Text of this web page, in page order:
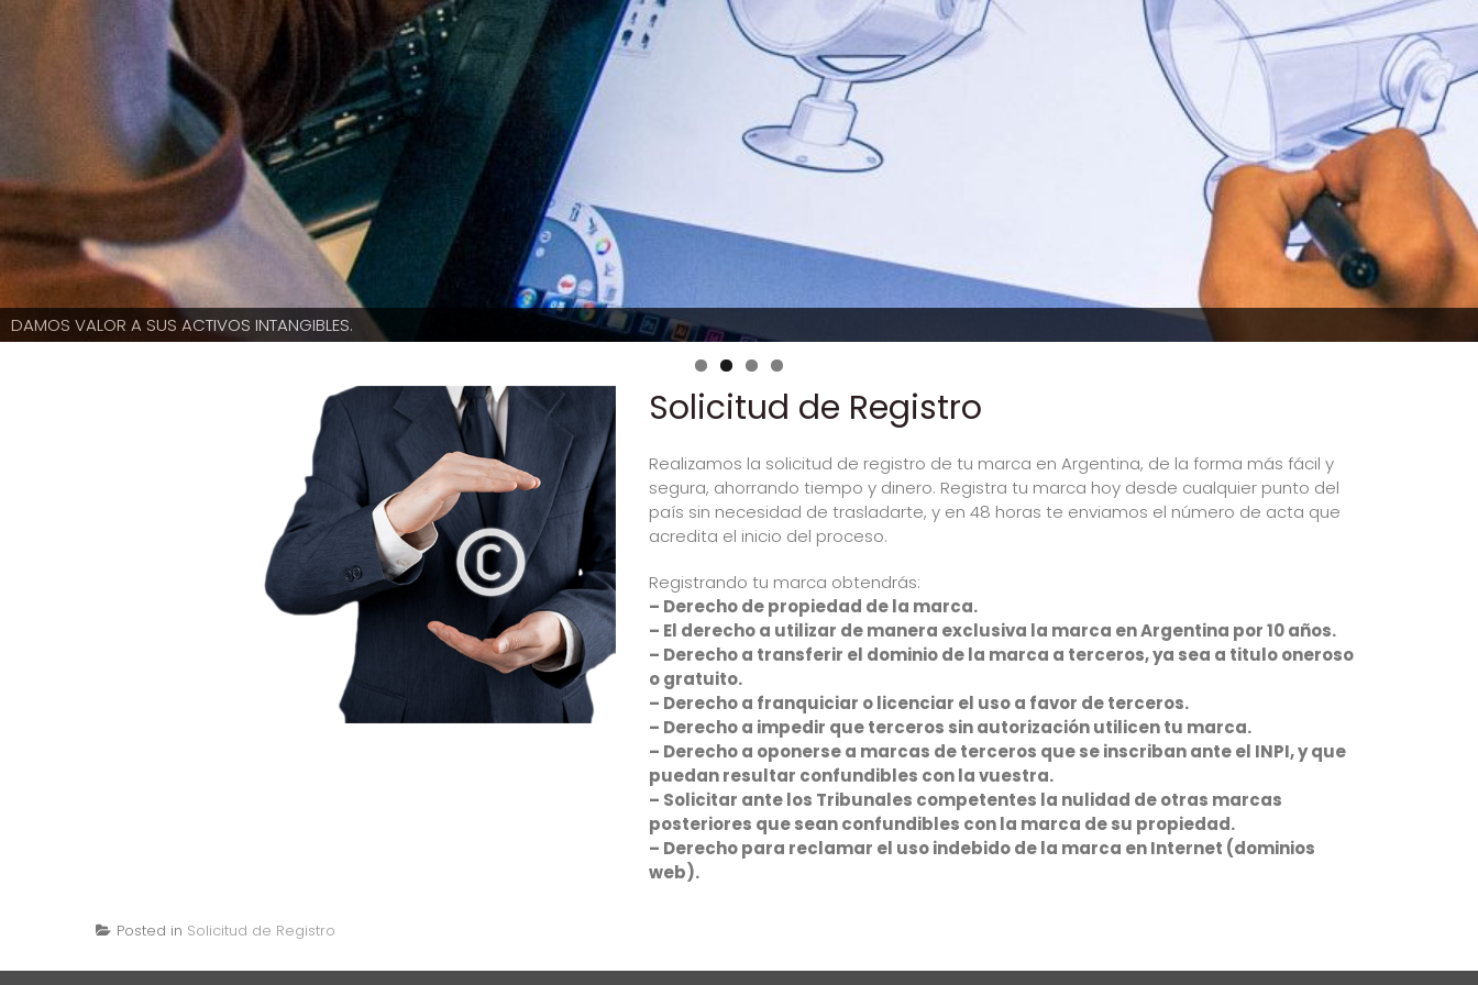
DAMOS VALOR A SUS ACTIVOS INTANGIBLES.
Solicitud de Registro
Realizamos la solicitud de registro de tu marca en Argentina, de la forma más fácil y
segura, ahorrando tiempo y dinero. Registra tu marca hoy desde cualquier punto del
país sin necesidad de trasladarte, y en 48 horas te enviamos el número de acta que
acredita el inicio del proceso.
Registrando tu marca obtendrás:
– Derecho de propiedad de la marca.
– El derecho a utilizar de manera exclusiva la marca en Argentina por 10 años.
– Derecho a transferir el dominio de la marca a terceros, ya sea a titulo oneroso
o gratuito.
– Derecho a franquiciar o licenciar el uso a favor de terceros.
– Derecho a impedir que terceros sin autorización utilicen tu marca.
– Derecho a oponerse a marcas de terceros que se inscriban ante el INPI, y que
puedan resultar confundibles con la vuestra.
– Solicitar ante los Tribunales competentes la nulidad de otras marcas
posteriores que sean confundibles con la marca de su propiedad.
– Derecho para reclamar el uso indebido de la marca en Internet (dominios
web).
Posted in Solicitud de Registro